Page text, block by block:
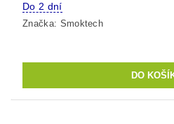
Do 2 dní
Značka: Smoktech